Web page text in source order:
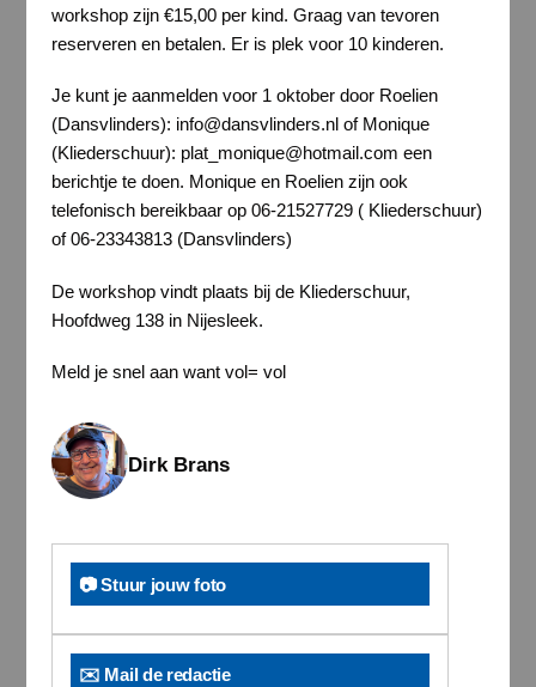
workshop zijn €15,00 per kind. Graag van tevoren
reserveren en betalen. Er is plek voor 10 kinderen.
Je kunt je aanmelden voor 1 oktober door Roelien
(Dansvlinders): info@dansvlinders.nl of Monique
(Kliederschuur): plat_monique@hotmail.com een
berichtje te doen. Monique en Roelien zijn ook
telefonisch bereikbaar op 06-21527729 ( Kliederschuur)
of 06-23343813 (Dansvlinders)
De workshop vindt plaats bij de Kliederschuur,
Hoofdweg 138 in Nijesleek.
Meld je snel aan want vol= vol
Dirk Brans
📷 Stuur jouw foto
✉️ Mail de redactie